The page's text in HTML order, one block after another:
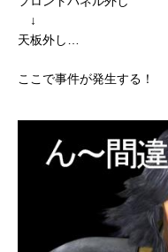
↓
天板外し…
ここで事件が発生する！